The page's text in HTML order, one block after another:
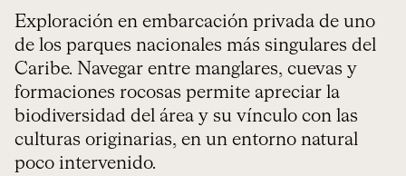
Exploración en embarcación privada de uno
de los parques nacionales más singulares del
Caribe. Navegar entre manglares, cuevas y
formaciones rocosas permite apreciar la
biodiversidad del área y su vínculo con las
culturas originarias, en un entorno natural
poco intervenido.